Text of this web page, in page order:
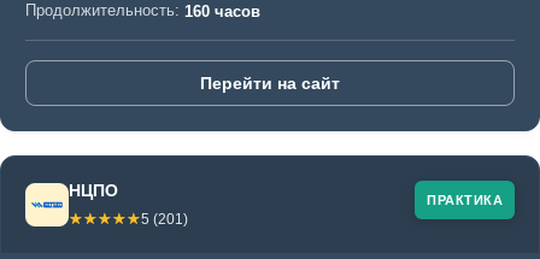
Продолжительность: 160 часов
Перейти на сайт
ПРАКТИКА
НЦПО
☆☆☆☆☆
★★★★★5 (201)